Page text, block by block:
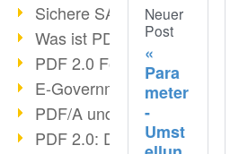
Sichere SAP-Archivierung
Was ist PDF?
PDF 2.0 Fortschritt?
E-Government & DMS
PDF/A und ISO 32000-2
PDF 2.0: Digitale Signaturen
Neuer
Post
Para
meter
-
Umst